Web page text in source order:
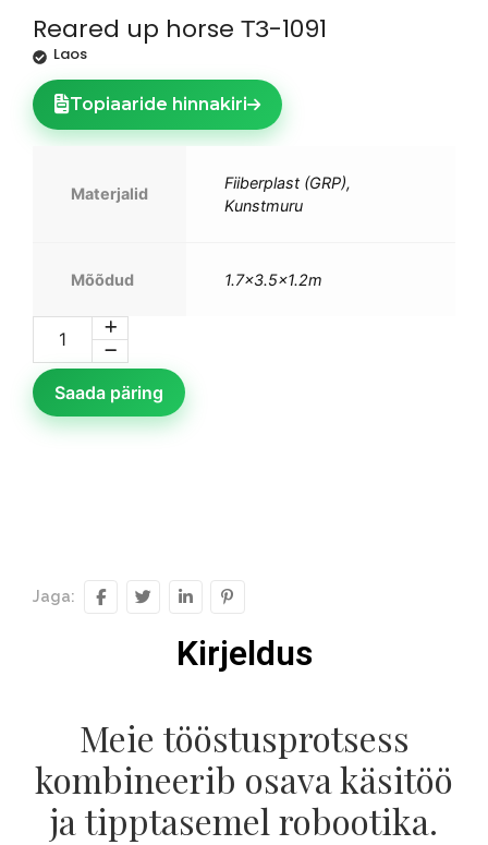
Reared up horse ТЗ-1091
Laos
Topiaaride hinnakiri
Materjalid
Fiiberplast (GRP),
Kunstmuru
Mõõdud 1.7×3.5×1.2m
Saada päring
Jaga:
Kirjeldus
Meie tööstusprotsess
kombineerib osava käsitöö
ja tipptasemel robootika.